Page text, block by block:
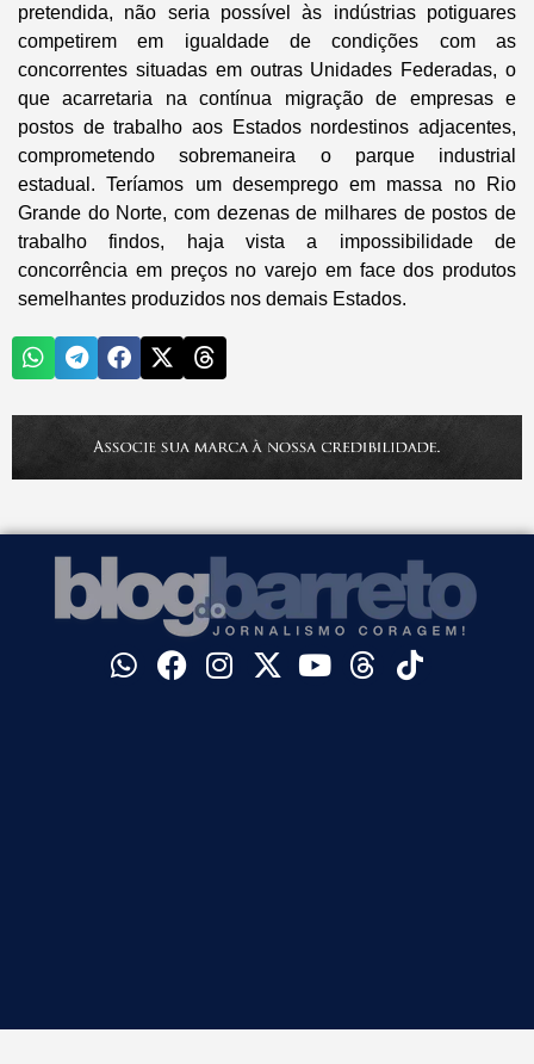
pretendida, não seria possível às indústrias potiguares
competirem em igualdade de condições com as
concorrentes situadas em outras Unidades Federadas, o
que acarretaria na contínua migração de empresas e
postos de trabalho aos Estados nordestinos adjacentes,
comprometendo sobremaneira o parque industrial
estadual. Teríamos um desemprego em massa no Rio
Grande do Norte, com dezenas de milhares de postos de
trabalho findos, haja vista a impossibilidade de
concorrência em preços no varejo em face dos produtos
semelhantes produzidos nos demais Estados.